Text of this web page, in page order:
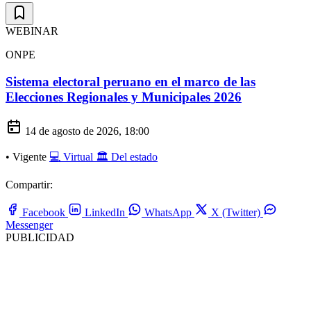
WEBINAR
ONPE
Sistema electoral peruano en el marco de las
Elecciones Regionales y Municipales 2026
14 de agosto de 2026, 18:00
• Vigente 💻 Virtual 🏛️ Del estado
Compartir:
Facebook LinkedIn WhatsApp
X (Twitter)
Messenger
PUBLICIDAD